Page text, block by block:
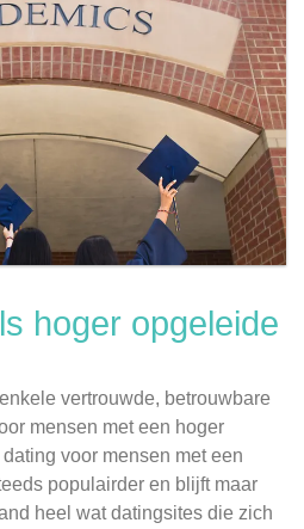
hoger opgeleide
vertrouwde, betrouwbare
mensen met een hoger
voor mensen met een
populairder en blijft maar
heel wat datingsites die zich